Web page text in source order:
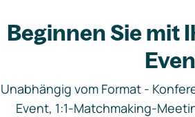
Beginnen Sie mit
Unabhängig vom Format -
Event, 1:1-Matchmaking-